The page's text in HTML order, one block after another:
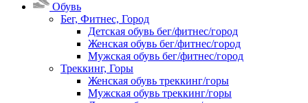
Обувь
Бег, Фитнес, Город
Детская обувь бег/фитнес/город
Женская обувь бег/фитнес/город
Мужская обувь бег/фитнес/город
Треккинг, Горы
Женская обувь треккинг/горы
Мужская обувь треккинг/горы